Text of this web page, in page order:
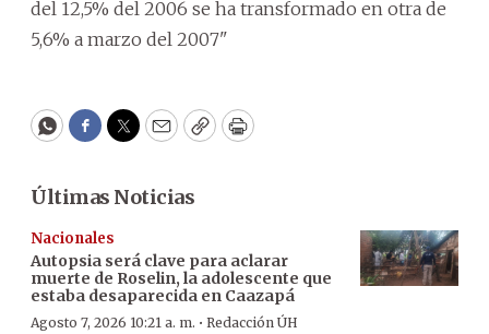
del 12,5% del 2006 se ha transformado en otra de
5,6% a marzo del 2007"
WhatsApp
Facebook
Twitter
EmailCopyPrint
Últimas Noticias
Nacionales
Autopsia será clave para aclarar
muerte de Roselin, la adolescente que
estaba desaparecida en Caazapá
Agosto 7, 2026 10:21 a. m. · Redacción ÚH